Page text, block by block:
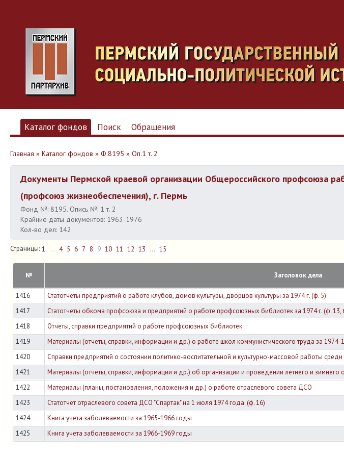
Каталог фондов Поиск Обращения
Главная » Каталог фондов » Ф.8195 » Оп.1 т. 2
Документы Пермской краевой организации Общероссийского профсоюза
(профсоюз жизнеобеспечения), г. Пермь
Фонд №: 8195. Опись №: 1 т. 2
Крайние даты документов: 1963-1976
Кол-во дел: 142
Страницы: 1 ... 4 5 6 7 8 9 10 11 12 13 ... 15
№ Заголовок дела
1416 Статотчеты предприятий о работе клубов, домов культуры, дворцов культуры за 1974 г. (ф. 5)
1417
Статотчеты обкома профсоюза и предприятий о работе профсоюзных библиотек за 1974 г. (ф. 13,
1418
Отчеты, справки предприятий о работе профсоюзных библиотек
1419
Материалы (отчеты, справки, информации и др.) о работе школ коммунистического труда за
1420
Справки предприятий о состоянии политико-воспитательной и культурно-массовой работы
1421
Материалы (отчеты, справки, информации и др.) об организации и проведении летнего и зимнего
1422
Материалы (планы, постановления, положения и др.) о работе отраслевого совета ДСО
1423
Статотчет отраслевого совета ДСО "Спартак" на 1 июля 1974 года. (ф. 16)
1424
Книга учета заболеваемости за 1965-1966 годы
1425
Книга учета заболеваемости за 1966-1969 годы